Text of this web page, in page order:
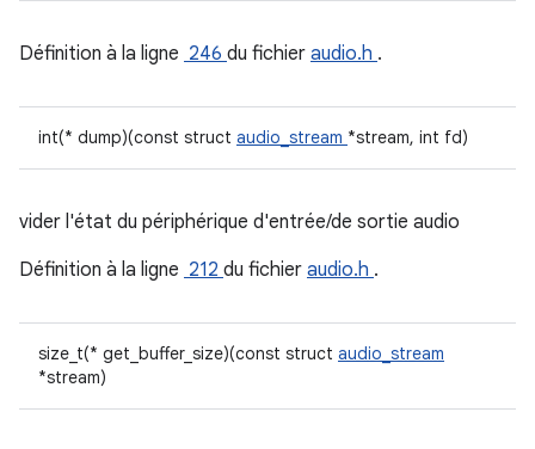
Définition à la ligne 246 du fichier audio.h .
int(* dump)(const struct audio_stream *stream, int fd)
vider l'état du périphérique d'entrée/de sortie audio
Définition à la ligne 212 du fichier audio.h .
size_t(* get_buffer_size)(const struct audio_stream
*stream)